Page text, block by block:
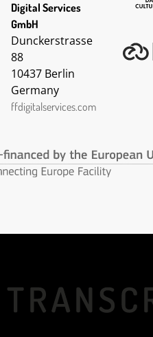
Welcome.html
Digital Services
GmbH
Dunckerstrasse
88
10437 Berlin
Germany
ffdigitalservices.com